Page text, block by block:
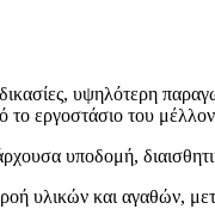
υψηλότερη
εργοστάσιο του
υποδομή,
υλικών και αγαθών,